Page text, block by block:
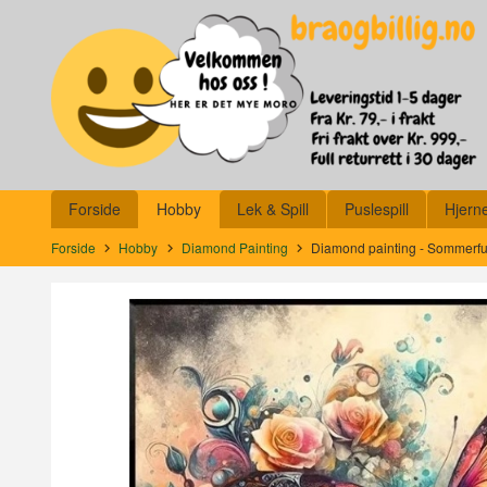
innholdet
Produkter
Forside Hobby Lek & Spill Puslespill
Forside Hobby Diamond Painting Diamond painting -